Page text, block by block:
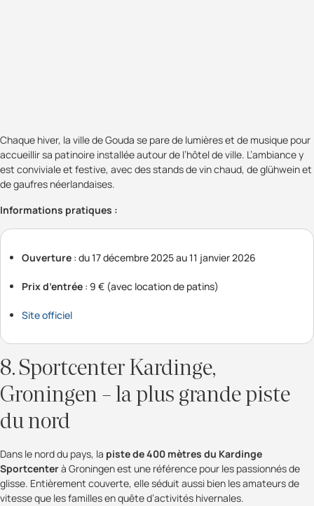
Chaque hiver, la ville de Gouda se pare de lumières et de musique pour
accueillir sa patinoire installée autour de l’hôtel de ville. L’ambiance y
est conviviale et festive, avec des stands de vin chaud, de glühwein et
de gaufres néerlandaises.
Informations pratiques :
Ouverture : du 17 décembre 2025 au 11 janvier 2026
Prix d’entrée : 9 € (avec location de patins)
Site officiel
8. Sportcenter Kardinge,
Groningen – la plus grande piste
du nord
Dans le nord du pays, la piste de 400 mètres du Kardinge
Sportcenterà Groningen est une référence pour les passionnés de
glisse. Entièrement couverte, elle séduit aussi bien les amateurs de
vitesse que les familles en quête d’activités hivernales.